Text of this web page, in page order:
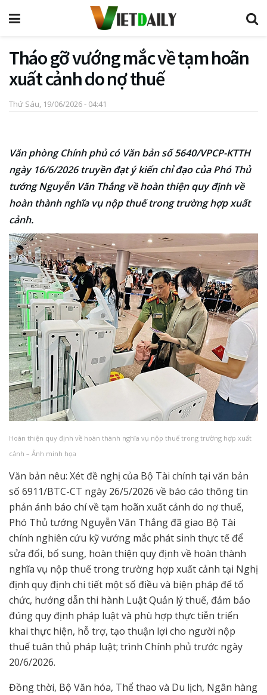
Tháo gỡ vướng mắc về tạm hoãn
xuất cảnh do nợ thuế
Thứ Sáu, 19/06/2026 - 04:41
Văn phòng Chính phủ có Văn bản số 5640/VPCP-KTTH
ngày 16/6/2026 truyền đạt ý kiến chỉ đạo của Phó Thủ
tướng Nguyễn Văn Thắng về hoàn thiện quy định về
hoàn thành nghĩa vụ nộp thuế trong trường hợp xuất
cảnh.
Hoàn thiện quy định về hoàn thành nghĩa vụ nộp thuế trong trường hợp xuất
cảnh – Ảnh minh họa
Văn bản nêu: Xét đề nghị của Bộ Tài chính tại văn bản
số 6911/BTC-CT ngày 26/5/2026 về báo cáo thông tin
phản ánh báo chí về tạm hoãn xuất cảnh do nợ thuế,
Phó Thủ tướng Nguyễn Văn Thắng đã giao Bộ Tài
chính nghiên cứu kỹ vướng mắc phát sinh thực tế để
sửa đổi, bổ sung, hoàn thiện quy định về hoàn thành
nghĩa vụ nộp thuế trong trường hợp xuất cảnh tại Nghị
định quy định chi tiết một số điều và biện pháp để tổ
chức, hướng dẫn thi hành Luật Quản lý thuế, đảm bảo
đúng quy định pháp luật và phù hợp thực tiễn triển
khai thực hiện, hỗ trợ, tạo thuận lợi cho người nộp
thuế tuân thủ pháp luật; trình Chính phủ trước ngày
20/6/2026.
Đồng thời, Bộ Văn hóa, Thể thao và Du lịch, Ngân hàng